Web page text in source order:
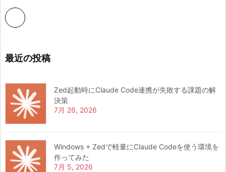
最近の投稿
Zed起動時にClaude Code連携が失敗する課題の解
決策
7月 26, 2026
Windows + Zedで軽量にClaude Codeを使う環境を
作ってみた
7月 5, 2026